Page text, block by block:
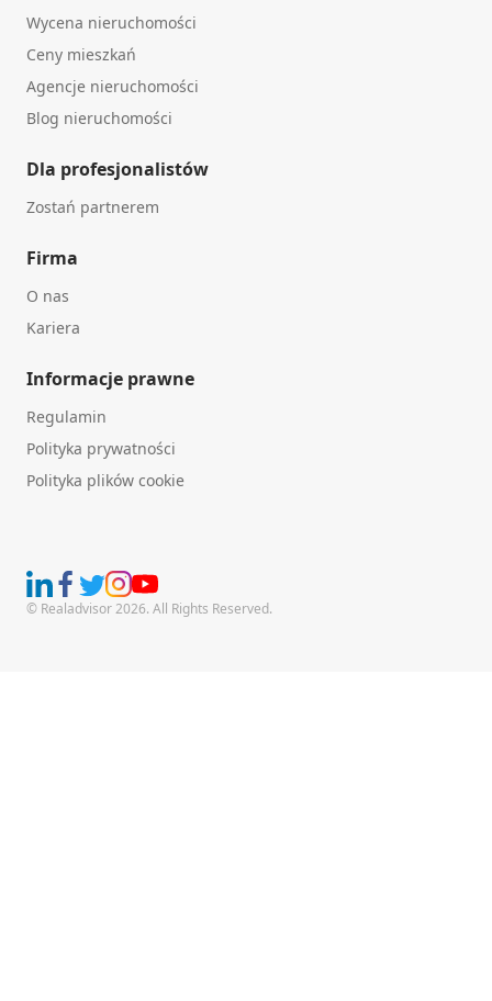
Wycena nieruchomości
Ceny mieszkań
Agencje nieruchomości
Blog nieruchomości
Dla profesjonalistów
Zostań partnerem
Firma
O nas
Kariera
Informacje prawne
Regulamin
Polityka prywatności
Polityka plików cookie
© Realadvisor 2026. All Rights Reserved.